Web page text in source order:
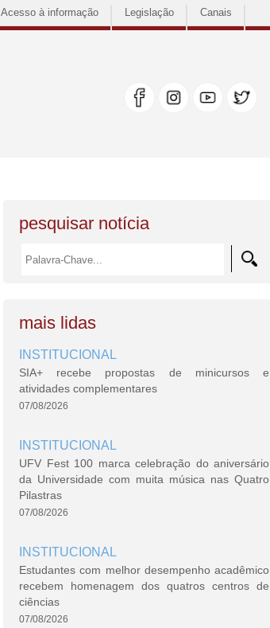
Acesso à informação Legislação Canais
pesquisar notícia
mais lidas
INSTITUCIONAL
SIA+ recebe propostas de minicursos e
atividades complementares
07/08/2026
INSTITUCIONAL
UFV Fest 100 marca celebração do aniversário
da Universidade com muita música nas Quatro
Pilastras
07/08/2026
INSTITUCIONAL
Estudantes com melhor desempenho acadêmico
recebem homenagem dos quatros centros de
ciências
07/08/2026